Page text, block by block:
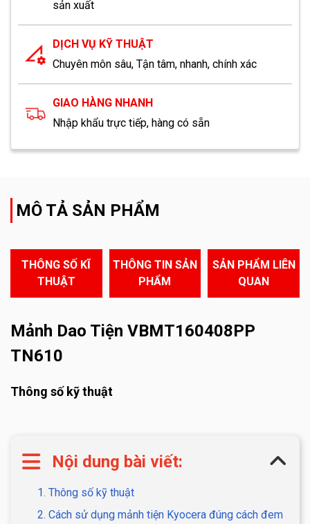
sản xuất
DỊCH VỤ KỸ THUẬT
Chuyên môn sâu, Tận tâm, nhanh, chính xác
GIAO HÀNG NHANH
Nhập khẩu trực tiếp, hàng có sẵn
MÔ TẢ SẢN PHẨM
THÔNG SỐ KĨ
THUẬT
THÔNG TIN SẢN
PHẨM
SẢN PHẨM LIÊN
QUAN
Mảnh Dao Tiện VBMT160408PP
TN610
Thông số kỹ thuật
Nội dung bài viết:
1. Thông số kỹ thuật
2. Cách sử dụng mảnh tiện Kyocera đúng cách đem